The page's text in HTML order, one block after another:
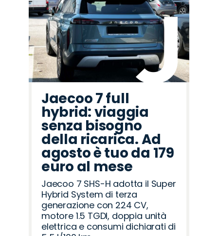
Land
Rover
Alfa
Romeo
Fiat
Opel
Hyundai
Mazda
Jeep
Jaecoo
Cupra
Peugeot
Citroën
Seat
Abarth
Omoda
Lancia
Jaecoo 7 full
hybrid: viaggia
senza bisogno
della ricarica. Ad
agosto è tuo da 179
euro al mese
Jaecoo 7 SHS-H adotta il Super
Hybrid System di terza
generazione con 224 CV,
motore 1.5 TGDI, doppia unità
elettrica e consumi dichiarati di